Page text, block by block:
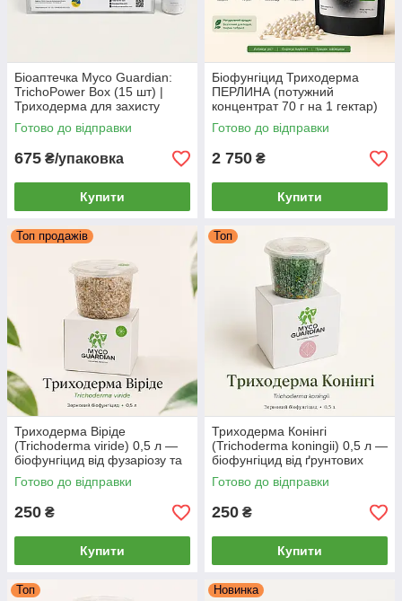
Біоаптечка Myco Guardian:
TrichoPower Box (15 шт) |
Триходерма для захисту
рослин від грибкових хвороб |
1 фл = 1 обробка на 10 л
Готово до відправки
675 ₴/упаковка
Купити
Біофунгіцид Триходерма
ПЕРЛИНА (потужний
концентрат 70 г на 1 гектар)
– MYCO GUARDIAN,
укорінювач та стимулятор
Готово до відправки
2 750 ₴
Купити
Топ продажів
Триходерма Віріде
(Trichoderma viride) 0,5 л —
біофунгіцид від фузаріозу та
гнилей, зерновий міцелій
MYCO GUARDIAN
Готово до відправки
250 ₴
Купити
Топ
Триходерма Конінгі
(Trichoderma koningii) 0,5 л —
біофунгіцид від ґрунтових
хвороб, зерновий міцелій
MYCO GUARDIAN
Готово до відправки
250 ₴
Купити
Топ Новинка